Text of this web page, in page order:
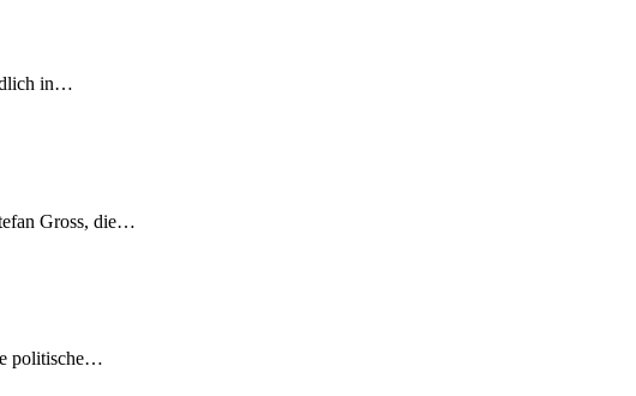
in…
Gross, die…
politische…